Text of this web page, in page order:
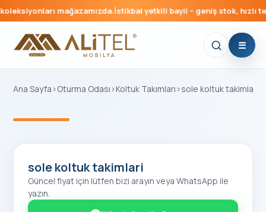
mağazamızda.İstikbal yetkili bayii – geniş stok, hızlı
Ana Sayfa ›Oturma Odası ›Koltuk Takımları ›sole koltuk takimlari
sole koltuk takimlari
Güncel fiyat için lütfen bizi arayın veya WhatsApp ile
yazın.